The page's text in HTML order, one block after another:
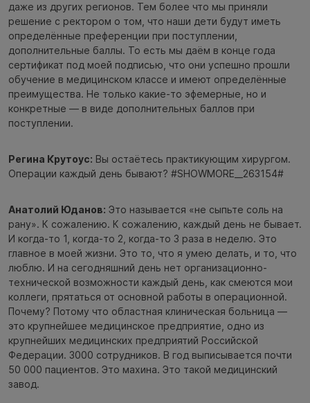
даже из других регионов. Тем более что мы приняли
решение с ректором о том, что наши дети будут иметь
определённые преференции при поступлении,
дополнительные баллы. То есть мы даём в конце года
сертификат под моей подписью, что они успешно прошли
обучение в медицинском классе и имеют определённые
преимущества. Не только какие-то эфемерные, но и
конкретные — в виде дополнительных баллов при
поступлении.
Регина Крутоус: Вы остаётесь практикующим хирургом.
Операции каждый день бывают? #SHOWMORE__263154#
Анатолий Юданов: Это называется «не сыпьте соль на
рану». К сожалению. К сожалению, каждый день не бывает.
И когда-то 1, когда-то 2, когда-то 3 раза в неделю. Это
главное в моей жизни. Это то, что я умею делать, и то, что
люблю. И на сегодняшний день нет организационно-
технической возможности каждый день, как смеются мои
коллеги, прятаться от основной работы в операционной.
Почему? Потому что областная клиническая больница —
это крупнейшее медицинское предприятие, одно из
крупнейших медицинских предприятий Российской
Федерации. 3000 сотрудников. В год выписывается почти
50 000 пациентов. Это махина. Это такой медицинский
завод.